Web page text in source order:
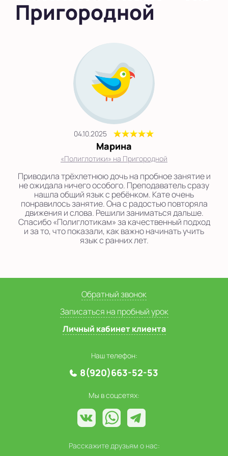
Пригородной
04.10.2025
Марина
«Полиглотики» на Пригородной
Приводила трёхлетнюю дочь на пробное занятие и
не ожидала ничего особого. Преподаватель сразу
нашла общий язык с ребёнком. Кате очень
понравилось занятие. Она с радостью повторяла
движения и слова. Решили заниматься дальше.
Спасибо «Полиглотикам» за качественный подход
и за то, что показали, как важно начинать учить
язык с ранних лет.
Обратный звонок
Записаться на пробный урок
Личный кабинет клиента
Наш телефон:
8(920)663-52-53
Мы в соцсетях:
Расскажите друзьям о нас: